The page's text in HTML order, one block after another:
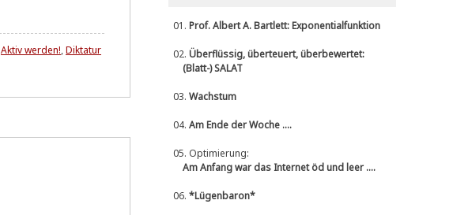
Aktiv werden!,Diktatur
01. Prof. Albert A. Bartlett: Exponentialfunktion
02. Überflüssig, überteuert, überbewertet:
(Blatt-) SALAT
03. Wachstum
04. Am Ende der Woche ....
05. Optimierung:
Am Anfang war das Internet öd und leer ....
06. *Lügenbaron*